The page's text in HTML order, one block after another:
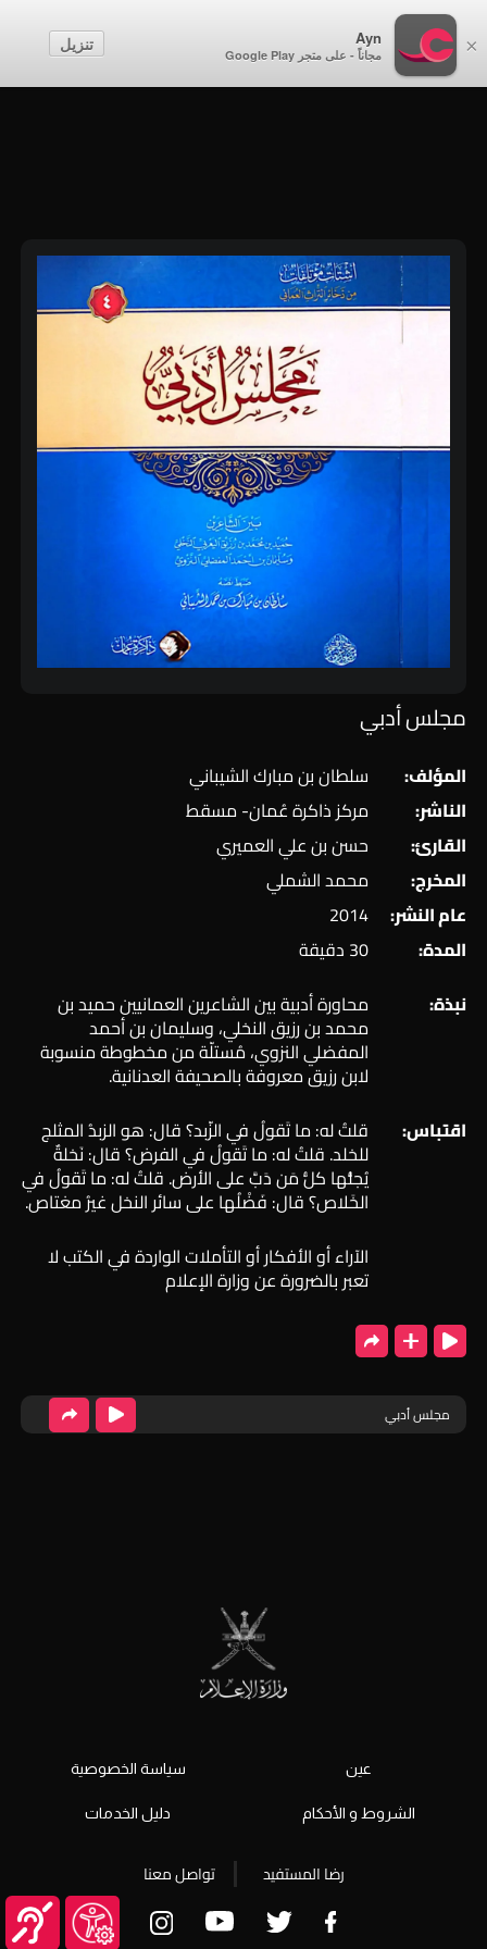
×
Ayn
مجاناً - على متجر Google Play
تنزيل
إنشاء حساب
مجلس أدبي
المؤلف:
سلطان بن مبارك الشيباني
الناشر:
مركز ذاكرة عُمان- مسقط
القارئ:
حسن بن علي العميري
المخرج:
محمد الشملي
عام النشر:
2014
المدة:
30 دقيقة
نبذة:
محاورة أدبية بين الشاعرين العمانيين حميد بن
محمد بن رزيق النخلي، وسليمان بن أحمد
المفضلي النزوي، مُستلّة من مخطوطة منسوبة
لابن رزيق معروفة بالصحيفة العدنانية.
اقتباس:
قلتُ له: ما تَقولُ في الزّبد؟ قال: هو الزبدُ المثلج
للخلد. قلتُ له: ما تَقولُ في الفرض؟ قال: نَخلةٌ
يُجلُّها كلُّ مَن دَبَّ على الأرض. قلتُ له: ما تَقولُ في
الخَلاص؟ قال: فَضْلُها على سائر النخل غيرُ مغتاص.
الآراء أو الأفكار أو التأملات الواردة في الكتب لا
تعبر بالضرورة عن وزارة الإعلام
مجلس أدبي
عين
الشروط و الأحكام
سياسة الخصوصية
دليل الخدمات
رضا المستفيد تواصل معنا